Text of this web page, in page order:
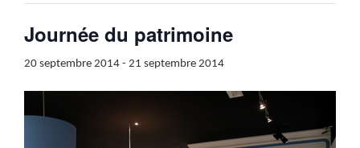
Journée du patrimoine
20 septembre 2014 - 21 septembre 2014